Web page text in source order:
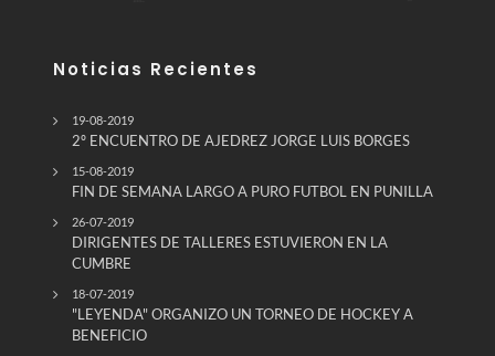
Noticias Recientes
19-08-2019
2º ENCUENTRO DE AJEDREZ JORGE LUIS BORGES
15-08-2019
FIN DE SEMANA LARGO A PURO FUTBOL EN PUNILLA
26-07-2019
DIRIGENTES DE TALLERES ESTUVIERON EN LA
CUMBRE
18-07-2019
"LEYENDA" ORGANIZO UN TORNEO DE HOCKEY A
BENEFICIO